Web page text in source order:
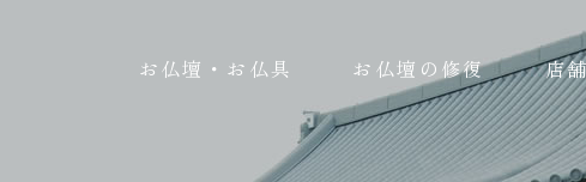
お仏壇・お仏具 お仏壇の修復 店